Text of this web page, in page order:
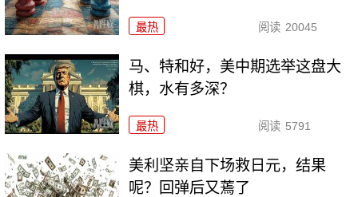
最热 阅读 20045
马、特和好，美中期选举这盘大
棋，水有多深？
最热 阅读 5791
美利坚亲自下场救日元，结果
呢？回弹后又蔫了